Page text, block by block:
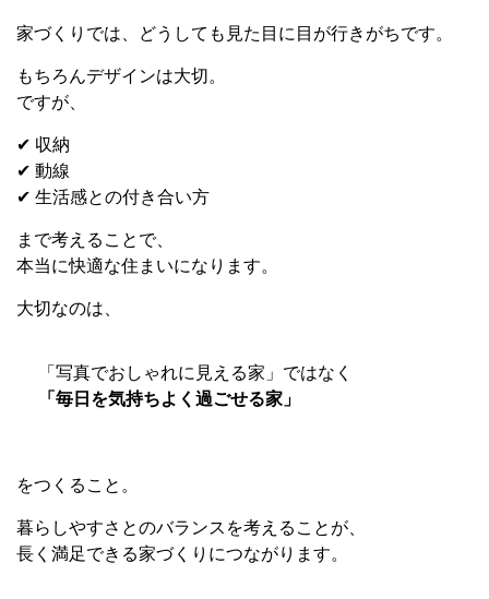
家づくりでは、どうしても見た目に目が行きがちです。
もちろんデザインは大切。
ですが、
✔ 収納
✔ 動線
✔ 生活感との付き合い方
まで考えることで、
本当に快適な住まいになります。
大切なのは、
「写真でおしゃれに見える家」ではなく
「毎日を気持ちよく過ごせる家」
をつくること。
暮らしやすさとのバランスを考えることが、
長く満足できる家づくりにつながります。